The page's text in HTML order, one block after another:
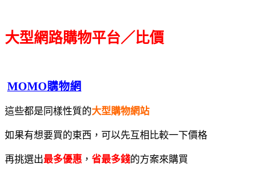
大型網路購物平台／比價
MOMO購物網
這些都是同樣性質的大型購物網站
如果有想要買的東西，可以先互相比較一下價格
再挑選出最多優惠 ， 省最多錢的方案來購買